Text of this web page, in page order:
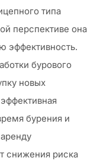
типа
перспективе она
эффективность.
бурового
новых
бурения и
снижения риска